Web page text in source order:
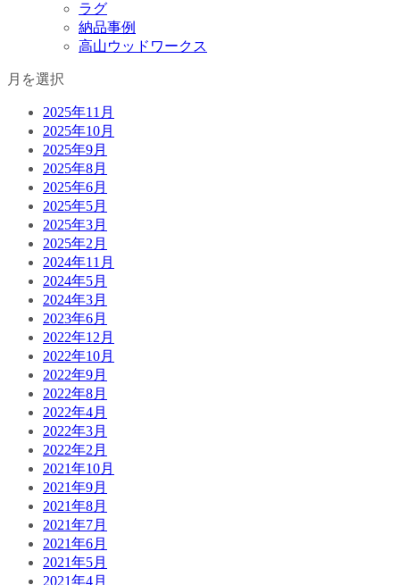
ラグ
納品事例
高山ウッドワークス
月を選択
2025年11月
2025年10月
2025年9月
2025年8月
2025年6月
2025年5月
2025年3月
2025年2月
2024年11月
2024年5月
2024年3月
2023年6月
2022年12月
2022年10月
2022年9月
2022年8月
2022年4月
2022年3月
2022年2月
2021年10月
2021年9月
2021年8月
2021年7月
2021年6月
2021年5月
2021年4月